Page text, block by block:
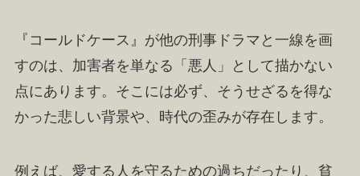
『コールドケース』が他の刑事ドラマと一線を画
すのは、加害者を単なる「悪人」として描かない
点にあります。そこには必ず、そうせざるを得な
かった悲しい背景や、時代の歪みが存在します。
例えば、愛する人を守るための過ちだったり、貧